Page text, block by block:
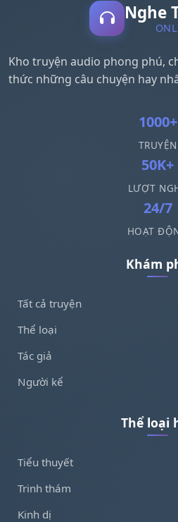
Nghe
Kho truyện audio phong phú,
thức những câu chuyện hay
1000+
TRUYỆN
50K+
LƯỢT
24/7
HOẠT
Khám
Tất cả truyện
Thể loại
Tác giả
Người kể
Thể loại
Tiểu thuyết
Trinh thám
Kinh dị